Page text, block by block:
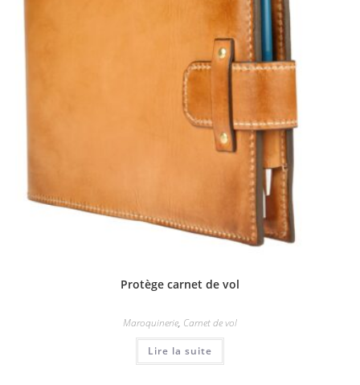
Protège carnet de vol
Maroquinerie, Carnet de vol
Lire la suite